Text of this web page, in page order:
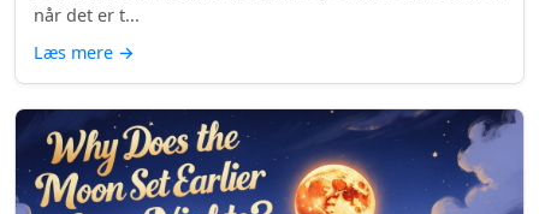
når det er t...
Læs mere →